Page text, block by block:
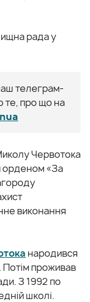
рада у
телеграм-
те, про що на
Червотока
орденом «За
виконання
народився
Потім проживав
З 1992 по
школі.